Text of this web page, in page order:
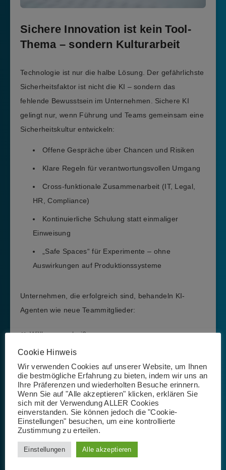
Sichere Innovation ist kein Tool-
Thema – sondern Kulturarbeit
Technologie ist nur die halbe Lösung. Der gefährlichste
Sicherheitsfaktor ist nicht die KI – sondern das
fehlende Bewusstsein im Unternehmen. Sichere KI
gelingt nur, wenn Führung und Teams gemeinsam eine
Sicherheitskultur entwickeln:
Offene Gespräche über Chancen und Risiken
Klare Regeln für verantwortungsvollen Umgang
Cross-funktionale Zusammenarbeit (IT, Legal,
HR, Compliance)
Kontinuierliche Schulung statt einmaliger
Einweisung
„Safe Spaces“ für Experimente – ohne
Auswirkungen auf Produktionssysteme
Unternehmen, die erfolgreich sind, behandeln KI-
Agenten wie neue Teammitglieder:
👥 Willkommen heißen
📚 Erklären
🛡️ Begleiten
📈 Weiterentwickeln
Sicherer KI-Einsatz ist einlernender Prozess
Einmalentscheidung.
Cookie Hinweis
Wir verwenden Cookies auf unserer Website, um Ihnen
die bestmögliche Erfahrung zu bieten, indem wir uns an
Ihre Präferenzen und wiederholten Besuche erinnern.
Wenn Sie auf "Alle akzeptieren" klicken, erklären Sie
sich mit der Verwendung ALLER Cookies
einverstanden. Sie können jedoch die "Cookie-
Einstellungen" besuchen, um eine kontrollierte
Zustimmung zu erteilen.
Einstellungen Alle akzeptieren